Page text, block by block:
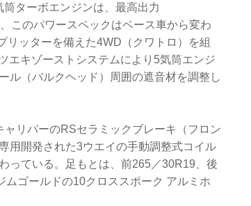
ターボエンジンは、最高出力
このパワースペックはベース車から変わ
ッターを備えた4WD（クワトロ）を組
キゾーストシステムにより5気筒エンジ
ル（バルクヘッド）周囲の遮音材を調整し
リパーのRSセラミックブレーキ（フロン
用開発された3ウエイの手動調整式コイル
っている。足もとは、前265／30R19、後
ゴールドの10クロススポーク アルミホ